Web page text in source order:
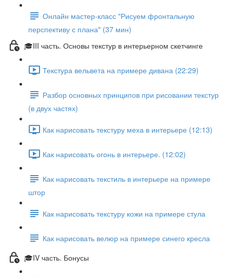
Онлайн мастер-класс "Рисуем фронтальную
перспективу с плана" (37 мин)
🎓III часть. Основы текстур в интерьерном скетчинге
Текстура вельвета на примере дивана (22:29)
Разбор основных принципов при рисовании текстур
(в двух частях)
Как нарисовать текстуру меха в интерьере (12:13)
Как нарисовать огонь в интерьере. (12:02)
Как нарисовать текстиль в интерьере на примере
штор
Как нарисовать текстуру кожи на примере стула
Как нарисовать велюр на примере синего кресла
🎓IV часть. Бонусы